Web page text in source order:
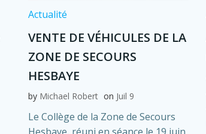
Actualité
VENTE DE VÉHICULES DE LA
ZONE DE SECOURS
HESBAYE
by Michael Robert on Juil 9
Le Collège de la Zone de Secours